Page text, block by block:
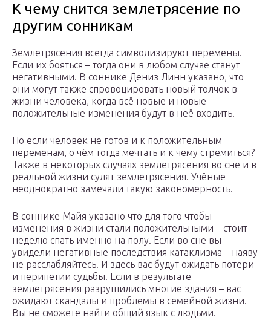
К чему снится землетрясение по
другим сонникам
Землетрясения всегда символизируют перемены.
Если их бояться – тогда они в любом случае станут
негативными. В соннике Дениз Линн указано, что
они могут также спровоцировать новый толчок в
жизни человека, когда всё новые и новые
положительные изменения будут в неё входить.
Но если человек не готов и к положительным
переменам, о чём тогда мечтать и к чему стремиться?
Также в некоторых случаях землетрясения во сне и в
реальной жизни сулят землетрясения. Учёные
неоднократно замечали такую закономерность.
В соннике Майя указано что для того чтобы
изменения в жизни стали положительными – стоит
неделю спать именно на полу. Если во сне вы
увидели негативные последствия катаклизма – наяву
не расслабляйтесь. И здесь вас будут ожидать потери
и перипетии судьбы. Если в результате
землетрясения разрушились многие здания – вас
ожидают скандалы и проблемы в семейной жизни.
Вы не сможете найти общий язык с людьми.